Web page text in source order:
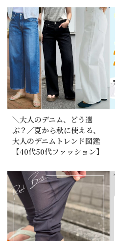
＼大人のデニム、どう選
ぶ？／夏から秋に使える、
大人のデニムトレンド図鑑
【40代50代ファッション】